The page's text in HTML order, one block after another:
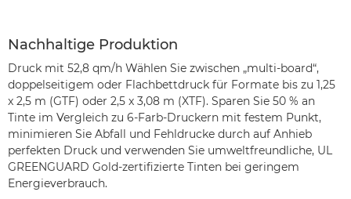
Nachhaltige Produktion
Druck mit 52,8 qm/h Wählen Sie zwischen „multi-board“,
doppelseitigem oder Flachbettdruck für Formate bis zu 1,25
x 2,5 m (GTF) oder 2,5 x 3,08 m (XTF). Sparen Sie 50 % an
Tinte im Vergleich zu 6-Farb-Druckern mit festem Punkt,
minimieren Sie Abfall und Fehldrucke durch auf Anhieb
perfekten Druck und verwenden Sie umweltfreundliche, UL
GREENGUARD Gold-zertifizierte Tinten bei geringem
Energieverbrauch.